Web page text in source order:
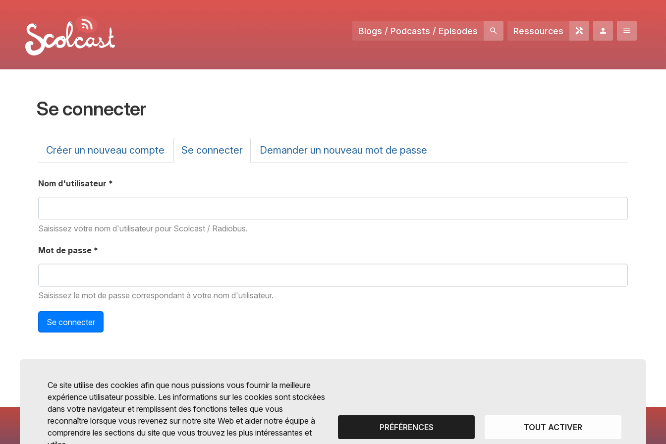
Blogs / Podcasts / Episodes Ressources
Se connecter
Onglets principaux
Créer un nouveau compte Se connecter (onglet
actif)
Demander un nouveau mot de passe
Nom d'utilisateur *
Saisissez votre nom d'utilisateur pour Scolcast / Radiobus.
Mot de passe *
Saisissez le mot de passe correspondant à votre nom d'utilisateur.
Se connecter
Ce site utilise des cookies afin que nous puissions vous fournir la meilleure
expérience utilisateur possible. Les informations sur les cookies sont stockées
dans votre navigateur et remplissent des fonctions telles que vous
reconnaître lorsque vous revenez sur notre site Web et aider notre équipe à
comprendre les sections du site que vous trouvez les plus intéressantes et
PRÉFÉRENCES TOUT ACTIVER